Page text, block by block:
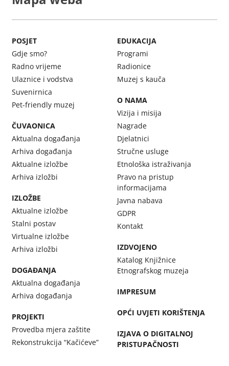
POSJET
Gdje smo?
Radno vrijeme
Ulaznice i vodstva
Suvenirnica
Pet-friendly muzej
ČUVAONICA
Aktualna događanja
Arhiva događanja
Aktualne izložbe
Arhiva izložbi
IZLOŽBE
Aktualne izložbe
Stalni postav
Virtualne izložbe
Arhiva izložbi
DOGAĐANJA
Aktualna događanja
Arhiva događanja
PROJEKTI
Provedba mjera zaštite
Rekonstrukcija “Kačićeve”
EDUKACIJA
Programi
Radionice
Muzej s kauča
O NAMA
Vizija i misija
Nagrade
Djelatnici
Stručne usluge
Etnološka istraživanja
Pravo na pristup
informacijama
Javna nabava
GDPR
Kontakt
IZDVOJENO
Katalog Knjižnice
Etnografskog muzeja
IMPRESUM
OPĆI UVJETI KORIŠTENJA
IZJAVA O DIGITALNOJ
PRISTUPAČNOSTI